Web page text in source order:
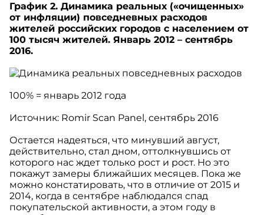
График 2. Динамика реальных («очищенных»
от инфляции) повседневных расходов
жителей российских городов с населением от
100 тысяч жителей. Январь 2012 – сентябрь
2016.
100% = январь 2012 года
Источник: Romir Scan Panel , сентябрь 2016
Остается надеяться, что минувший август,
действительно, стал дном, оттолкнувшись от
которого нас ждет только рост и рост. Но это
покажут замеры ближайших месяцев. Пока же
можно констатировать, что в отличие от 2015 и
2014, когда в сентябре наблюдался спад
покупательской активности, а этом году в